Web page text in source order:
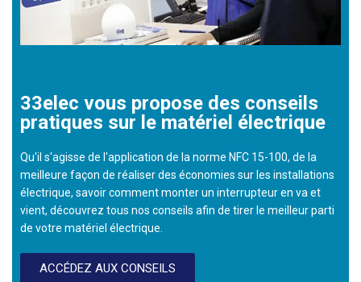
33elec vous propose des conseils
pratiques sur le matériel électrique
Qu'il s'agisse de l'application de la norme NFC 15-100, de la
meilleure façon de réaliser des économies sur les installations
électrique, savoir comment monter un interrupteur en va et
vient, découvrez tous nos conseils afin de tirer le meilleur parti
de votre matériel électrique.
ACCÉDEZ AUX CONSEILS